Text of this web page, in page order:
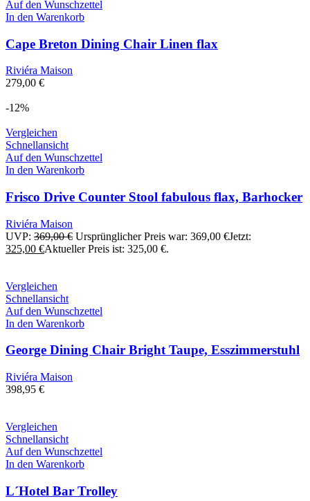
Auf den Wunschzettel
In den Warenkorb
Cape Breton Dining Chair Linen flax
Riviéra Maison
279,00 €
-12%
Vergleichen
Schnellansicht
Auf den Wunschzettel
In den Warenkorb
Frisco Drive Counter Stool fabulous flax, Barhocker
Riviéra Maison
UVP: 369,00€ Ursprünglicher Preis war: 369,00 €Jetzt:
325,00 €Aktueller Preis ist: 325,00 €.
Vergleichen
Schnellansicht
Auf den Wunschzettel
In den Warenkorb
George Dining Chair Bright Taupe, Esszimmerstuhl
Riviéra Maison
398,95 €
Vergleichen
Schnellansicht
Auf den Wunschzettel
In den Warenkorb
L´Hotel Bar Trolley